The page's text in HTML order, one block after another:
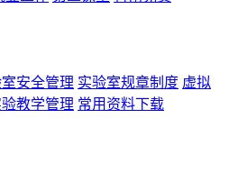
安全管理 实验室规章制度 虚拟
教学管理 常用资料下载